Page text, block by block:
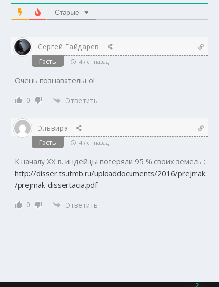
Старые
Сергей Гайдарев
Гость 4 лет назад
Очень познавательно!
0 Ответить
Эльвира
Гость 4 лет назад
К началу XX в. индейцы потеряли 95 % своих земель :
http://disser.tsutmb.ru/uploaddocuments/2016/prejmak
/prejmak-dissertacia.pdf
0 Ответить
2